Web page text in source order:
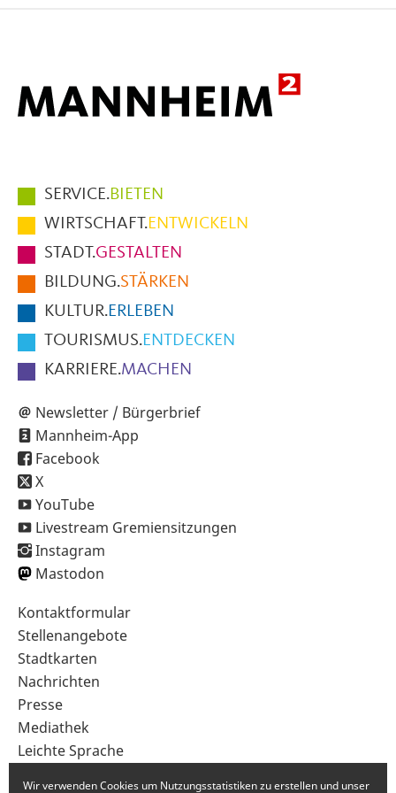
Hauptmenüpunkte
im
Fußbereich
der
Seite
SERVICE.BIETEN
WIRTSCHAFT.ENTWICKELN
STADT.GESTALTEN
BILDUNG.STÄRKEN
KULTUR.ERLEBEN
TOURISMUS.ENTDECKEN
KARRIERE.MACHEN
Newsletter / Bürgerbrief
Mannheim-App
Facebook
X
YouTube
Livestream Gremiensitzungen
Instagram
Mastodon
Sekundärnavigation
im
Fußbereich
Kontaktformular
Stellenangebote
Stadtkarten
Nachrichten
Presse
Mediathek
Leichte Sprache
Wir verwenden Cookies um Nutzungsstatistiken zu erstellen und unser